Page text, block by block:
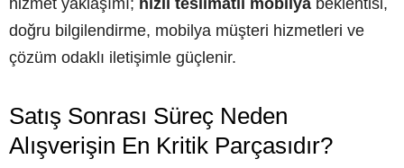
hizmet yaklaşımı; hızlı teslimatlı mobilya beklentisi,
doğru bilgilendirme, mobilya müşteri hizmetleri ve
çözüm odaklı iletişimle güçlenir.
Satış Sonrası Süreç Neden
Alışverişin En Kritik Parçasıdır?